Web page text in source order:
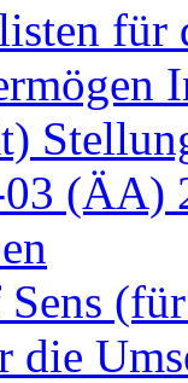
für
(ÄA)
die